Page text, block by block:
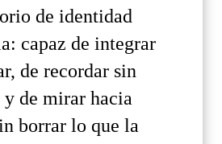
de identidad
capaz de integrar
de recordar sin
y de mirar hacia
borrar lo que la